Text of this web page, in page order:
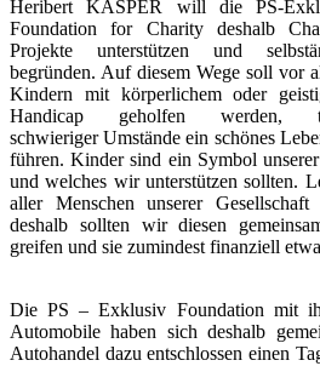
Heribert KASPER will die PS-
Foundation for Charity deshalb
Projekte unterstützen und
begründen. Auf diesem Wege soll vor
Kindern mit körperlichem oder
Handicap geholfen werden,
schwieriger Umstände ein schönes
führen. Kinder sind ein Symbol
und welches wir unterstützen sollten.
aller Menschen unserer
deshalb sollten wir diesen
greifen und sie zumindest finanziell
Die PS – Exklusiv Foundation mit
Automobile haben sich deshalb
Autohandel dazu entschlossen einen